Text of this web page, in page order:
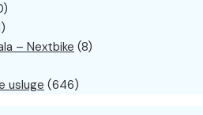
– Nextbike (8)
usluge (646)